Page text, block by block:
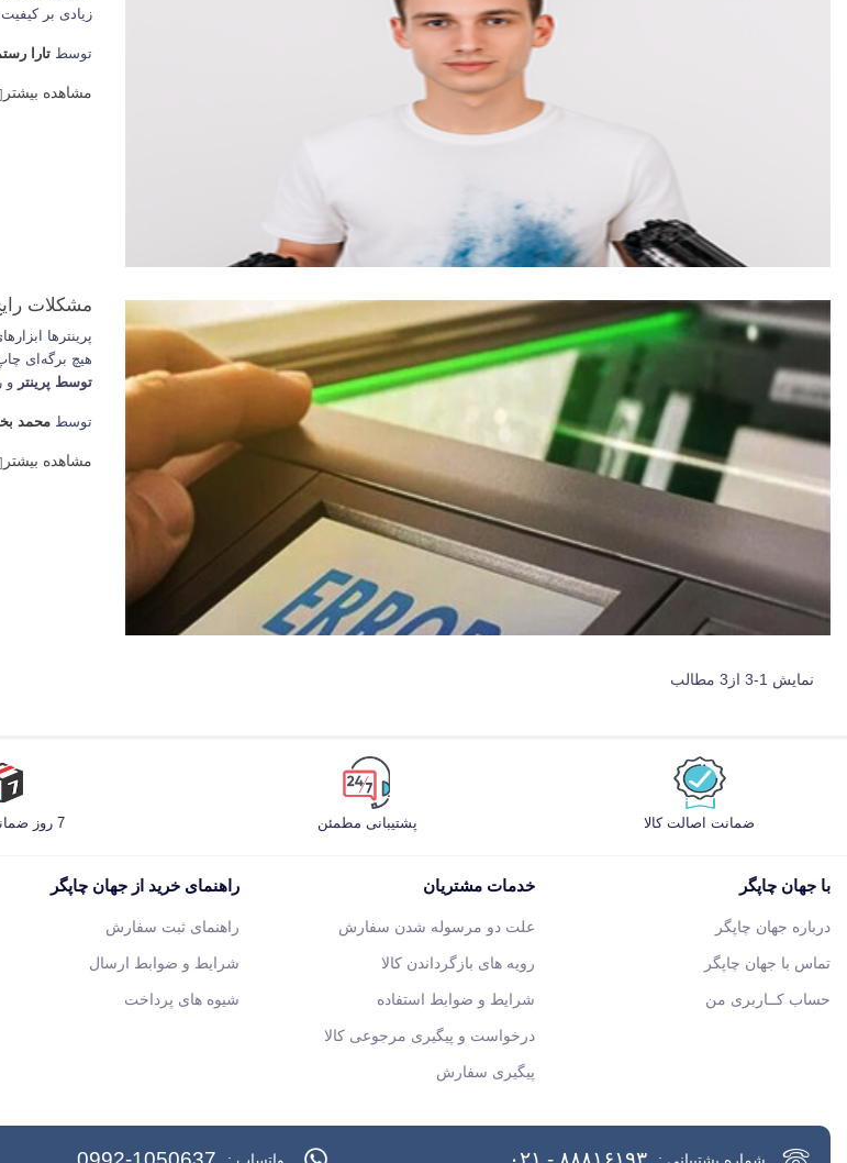
زیادی بر
توسط تارا
مشاهده بیشتر
مشکلات
پرینترها
هیچ برگه‌ای
توسط پرینتر و
توسط محمد
مشاهده بیشتر
نمایش 1-3 از3 مطالب
ضمانت اصالت کالا پشتیبانی مطمئن 7 روز ضمانت بازگشت
با جهان چاپگر
درباره جهان چاپگر
تماس با جهان چاپگر
حساب کــاربری من
خدمات مشتریان
علت دو مرسوله شدن سفارش
رویه های بازگرداندن کالا
شرایط و ضوابط استفاده
درخواست و پیگیری مرجوعی کالا
پیگیری سفارش
راهنمای خرید از جهان چاپگر
راهنمای ثبت سفارش
شرایط و ضوابط ارسال
شیوه های پرداخت
شماره پشتیبانی : واتساپ :